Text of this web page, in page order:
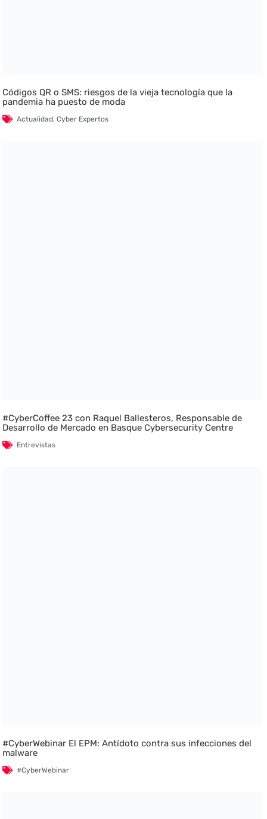
Códigos QR o SMS: riesgos de la vieja tecnología que la
pandemia ha puesto de moda
Actualidad,Cyber Expertos
#CyberCoffee 23 con Raquel Ballesteros, Responsable de
Desarrollo de Mercado en Basque Cybersecurity Centre
Entrevistas
#CyberWebinar El EPM: Antídoto contra sus infecciones del
malware
#CyberWebinar